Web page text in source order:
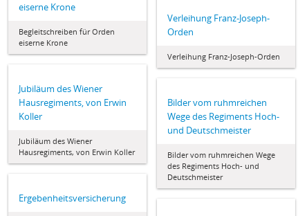
eiserne Krone
Begleitschreiben für Orden
eiserne Krone
Verleihung Franz-Joseph-
Orden
Verleihung Franz-Joseph-Orden
Jubiläum des Wiener
Hausregiments, von Erwin
Koller
Jubiläum des Wiener
Hausregiments, von Erwin Koller
Bilder vom ruhmreichen
Wege des Regiments Hoch-
und Deutschmeister
Bilder vom ruhmreichen Wege
des Regiments Hoch- und
Deutschmeister
Ergebenheitsversicherung